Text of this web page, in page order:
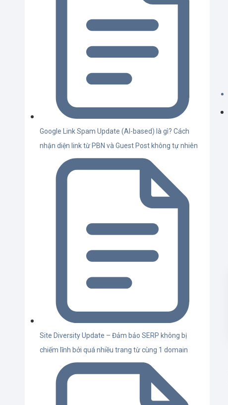
Google Link Spam Update (AI-based) là gì? Cách
nhận diện link từ PBN và Guest Post không tự nhiên
Site Diversity Update – Đảm bảo SERP không bị
chiếm lĩnh bởi quá nhiều trang từ cùng 1 domain